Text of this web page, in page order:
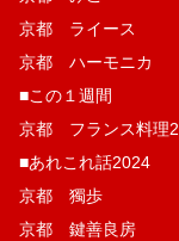
京都 ライース
京都 ハーモニカ
■この１週間
京都 フランス料理
■あれこれ話2024
京都 獨歩
京都 鍵善良房